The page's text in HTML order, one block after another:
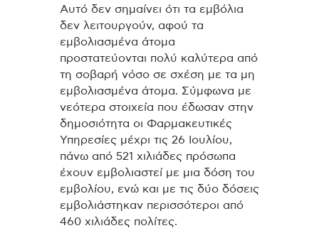
Αυτό δεν σημαίνει ότι τα εμβόλια
δεν λειτουργούν, αφού τα
εμβολιασμένα άτομα
προστατεύονται πολύ καλύτερα από
τη σοβαρή νόσο σε σχέση με τα μη
εμβολιασμένα άτομα. Σύμφωνα με
νεότερα στοιχεία που έδωσαν στην
δημοσιότητα οι Φαρμακευτικές
Υπηρεσίες μέχρι τις 26 Ιουλίου,
πάνω από 521 χιλιάδες πρόσωπα
έχουν εμβολιαστεί με μια δόση του
εμβολίου, ενώ και με τις δύο δόσεις
εμβολιάστηκαν περισσότεροι από
460 χιλιάδες πολίτες.